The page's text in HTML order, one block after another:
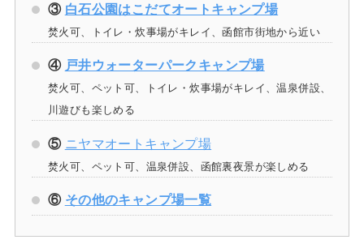
③ 白石公園はこだてオートキャンプ場
焚火可、トイレ・炊事場がキレイ、函館市街地から近い
④ 戸井ウォーターパークキャンプ場
焚火可、ペット可、トイレ・炊事場がキレイ、温泉併設、
川遊びも楽しめる
⑤ ニヤマオートキャンプ場
焚火可、ペット可、温泉併設、函館裏夜景が楽しめる
⑥ その他のキャンプ場一覧